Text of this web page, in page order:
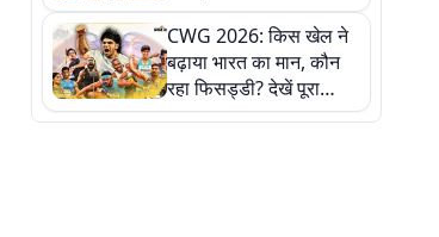
पहचान
CWG 2026: किस खेल ने
बढ़ाया भारत का मान, कौन
रहा फिसड्डी? देखें पूरा
रिपोर्ट कार्ड